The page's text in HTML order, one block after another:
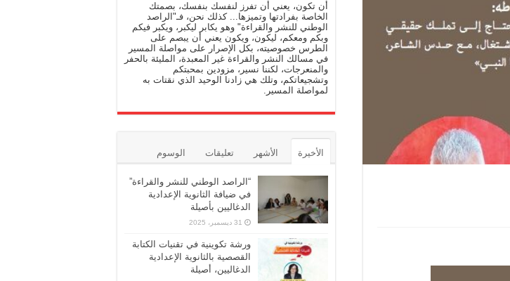
أن تكون، يعني أن تفرز لنفسك بنفسك، بصمتك
الخاصة بفرادتها وتميزها... كذلك نحن، فـ"الراصد
الوطني للنشر والقراءة" وهو يكابر ليكبر، ويكبر فيكم
وبكم ومعكم، ليكون، ويكون يعني أن يبصم على
الطرس خصوصيته، بكل الإصرار على مواصلة المسير
في مسالك النشر والقراءة غير المعبدة، المليئة بالحفر
والمنعرجات، لكننا نسير، مزودين بمحبتكم
وتشجيعاتكم، وتلك هي زادنا الوحيد الذي نقتات به
لمواصلة المسير.
الأخيرة الأشهر تعليقات الوسوم
“الراصد الوطني للنشر والقراءة”
في ضيافة الثانوية الإعدادية
الدغاليين بأصيلة
31 ديسمبر، 2025
ورشة تكوينية في تقنيات الكتابة
القصصية بالثانوية الإعدادية
الدغاليين، أصيلة